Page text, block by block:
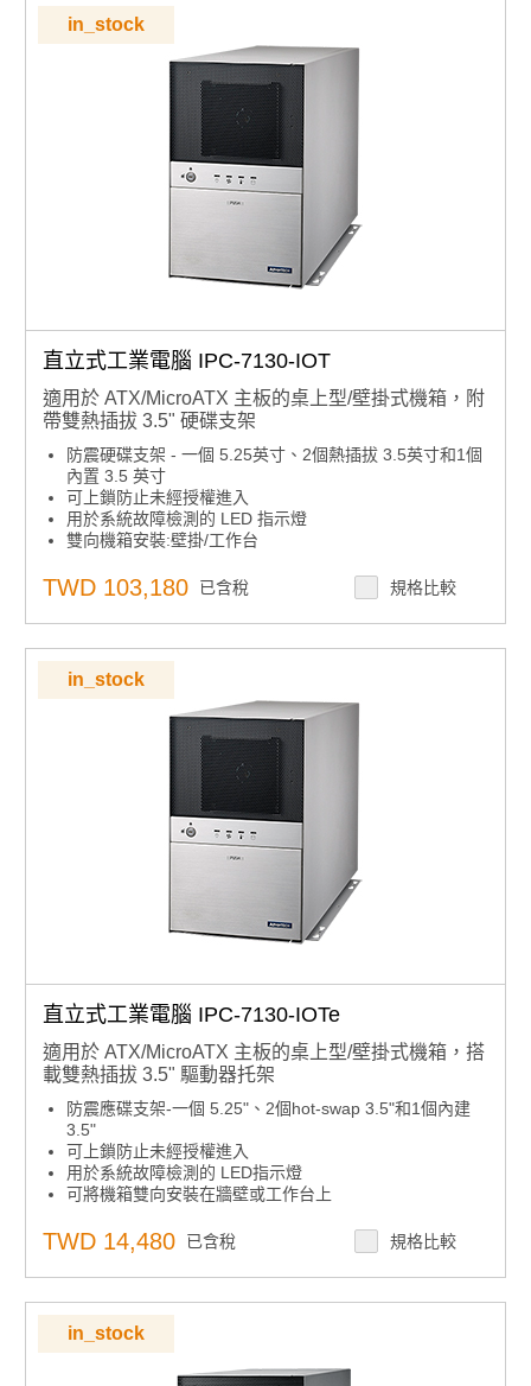
in_stock
直立式工業電腦 IPC-7130-IOT
適用於 ATX/MicroATX 主板的桌上型/壁掛式機箱，附
帶雙熱插拔 3.5" 硬碟支架
防震硬碟支架 - 一個 5.25英寸、2個熱插拔 3.5英寸和1個
內置 3.5 英寸
可上鎖防止未經授權進入
用於系統故障檢測的 LED 指示燈
雙向機箱安裝:壁掛/工作台
TWD 103,180 已含稅 規格比較
in_stock
直立式工業電腦 IPC-7130-IOTe
適用於 ATX/MicroATX 主板的桌上型/壁掛式機箱，搭
載雙熱插拔 3.5" 驅動器托架
防震應碟支架-一個 5.25"、2個hot-swap 3.5"和1個內建
3.5"
可上鎖防止未經授權進入
用於系統故障檢測的 LED指示燈
可將機箱雙向安裝在牆壁或工作台上
TWD 14,480 已含稅 規格比較
in_stock